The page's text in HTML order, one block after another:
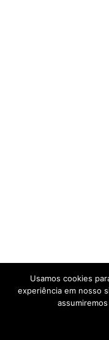
Usamos cookies
experiência em nosso